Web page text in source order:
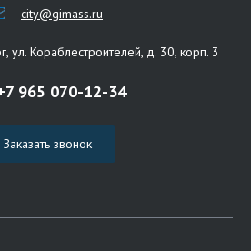
city@gimass.ru
ул. Кораблестроителей, д. 30, корп. 3
965 070-12-34
Заказать звонок